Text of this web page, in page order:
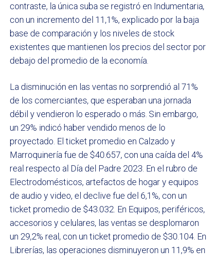
contraste, la única suba se registró en Indumentaria,
con un incremento del 11,1%, explicado por la baja
base de comparación y los niveles de stock
existentes que mantienen los precios del sector por
debajo del promedio de la economía.
La disminución en las ventas no sorprendió al 71%
de los comerciantes, que esperaban una jornada
débil y vendieron lo esperado o más. Sin embargo,
un 29% indicó haber vendido menos de lo
proyectado. El ticket promedio en Calzado y
Marroquinería fue de $40.657, con una caída del 4%
real respecto al Día del Padre 2023. En el rubro de
Electrodomésticos, artefactos de hogar y equipos
de audio y video, el declive fue del 6,1%, con un
ticket promedio de $43.032. En Equipos, periféricos,
accesorios y celulares, las ventas se desplomaron
un 29,2% real, con un ticket promedio de $30.104. En
Librerías, las operaciones disminuyeron un 11,9% en